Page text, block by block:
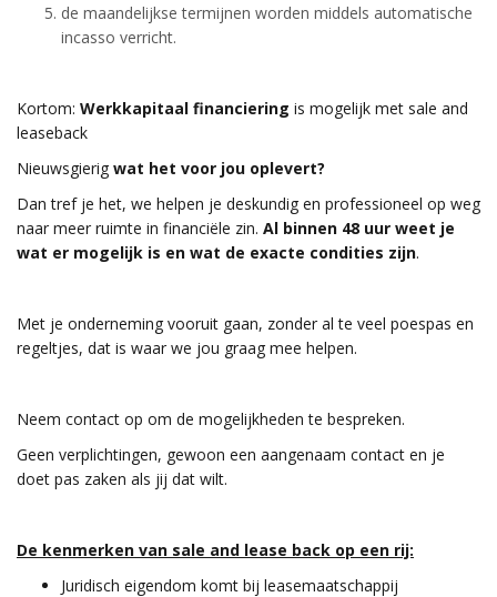
de maandelijkse termijnen worden middels automatische
incasso verricht.
Kortom: Werkkapitaal financiering is mogelijk met sale and
leaseback
Nieuwsgierig wat het voor jou oplevert?
Dan tref je het, we helpen je deskundig en professioneel op weg
naar meer ruimte in financiële zin. Al binnen 48 uur weet je
wat er mogelijk is en wat de exacte condities zijn.
Met je onderneming vooruit gaan, zonder al te veel poespas en
regeltjes, dat is waar we jou graag mee helpen.
Neem contact op om de mogelijkheden te bespreken.
Geen verplichtingen, gewoon een aangenaam contact en je
doet pas zaken als jij dat wilt.
De kenmerken van sale and lease back op een rij:
Juridisch eigendom komt bij leasemaatschappij